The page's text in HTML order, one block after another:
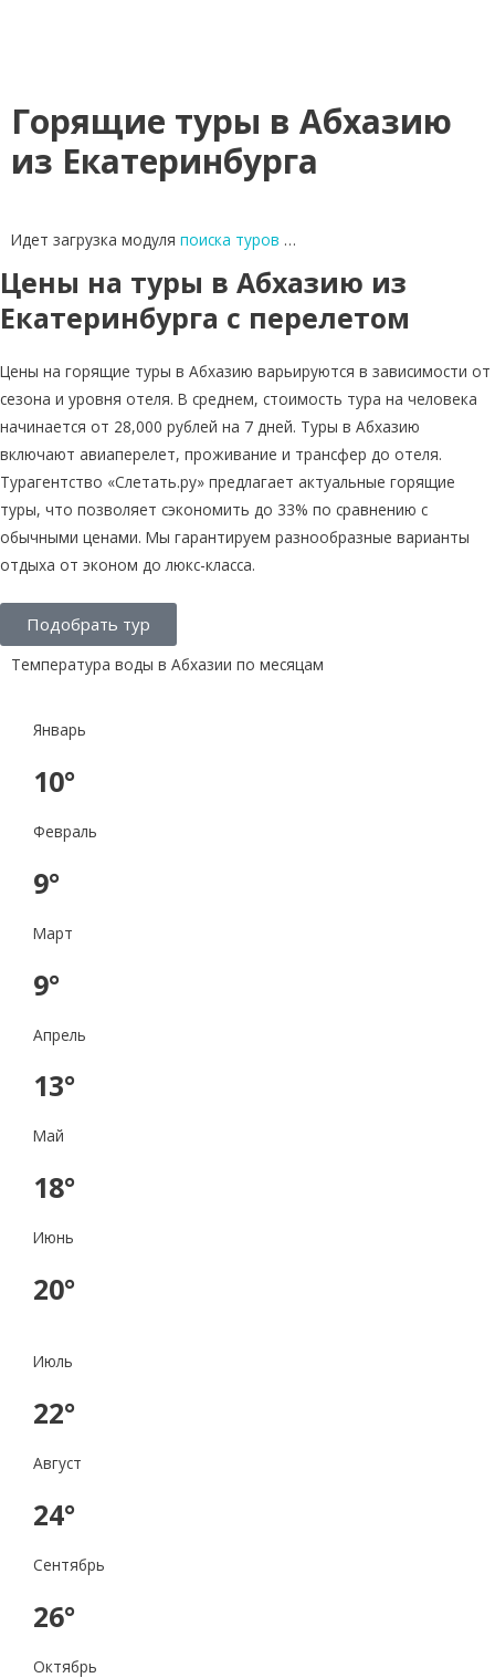
Горящие туры в Абхазию
из Екатеринбурга
Идет загрузка модуля поиска туров …
Цены на туры в Абхазию из
Екатеринбурга с перелетом
Цены на горящие туры в Абхазию варьируются в зависимости от
сезона и уровня отеля. В среднем, стоимость тура на человека
начинается от 28,000 рублей на 7 дней. Туры в Абхазию
включают авиаперелет, проживание и трансфер до отеля.
Турагентство «Слетать.ру» предлагает актуальные горящие
туры, что позволяет сэкономить до 33% по сравнению с
обычными ценами. Мы гарантируем разнообразные варианты
отдыха от эконом до люкс-класса.
Подобрать тур
Температура воды в Абхазии по месяцам
Январь
10°
Февраль
9°
Март
9°
Апрель
13°
Май
18°
Июнь
20°
Июль
22°
Август
24°
Сентябрь
26°
Октябрь